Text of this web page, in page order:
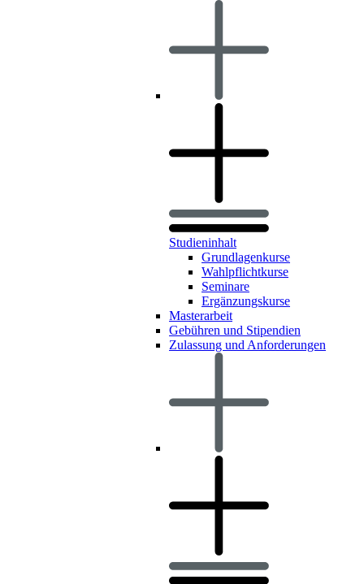
Studieninhalt
Grundlagenkurse
Wahlpflichtkurse
Seminare
Ergänzungskurse
Masterarbeit
Gebühren und Stipendien
Zulassung und Anforderungen